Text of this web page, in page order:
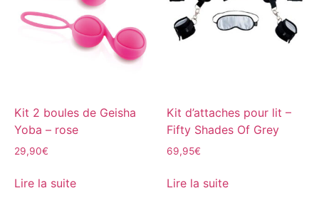
Kit 2 boules de Geisha
Yoba – rose
29,90€
Lire la suite
Kit d’attaches pour lit –
Fifty Shades Of Grey
69,95€
Lire la suite